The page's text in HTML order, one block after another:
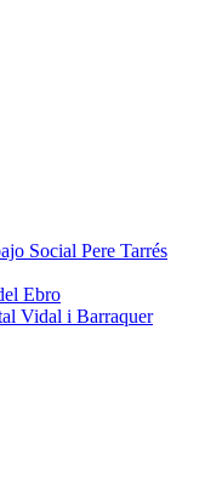
Social Pere Tarrés
Ebro
Vidal i Barraquer